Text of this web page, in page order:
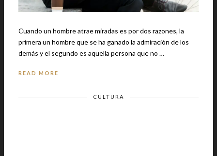
Cuando un hombre atrae miradas es por dos razones, la
primera un hombre que se ha ganado la admiración de los
demás y el segundo es aquella persona que no …
READ MORE
CULTURA